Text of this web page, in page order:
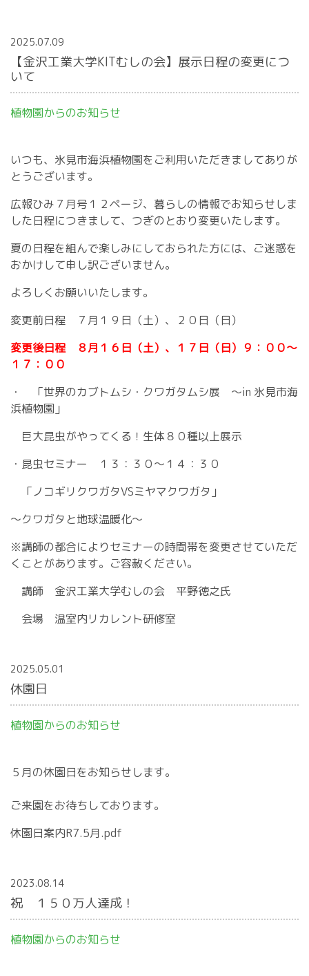
2025.07.09
【金沢工業大学KITむしの会】展示日程の変更につ
いて
植物園からのお知らせ
いつも、氷見市海浜植物園をご利用いただきましてありが
とうございます。
広報ひみ７月号１２ページ、暮らしの情報でお知らせしま
した日程につきまして、つぎのとおり変更いたします。
夏の日程を組んで楽しみにしておられた方には、ご迷惑を
おかけして申し訳ございません。
よろしくお願いいたします。
変更前日程 ７月１９日（土）、２０日（日）
変更後日程 ８月１６日（土）、１７日（日）９：００～
１７：００
・ 「世界のカブトムシ・クワガタムシ展 ～in 氷見市海
浜植物園」
巨大昆虫がやってくる！生体８０種以上展示
・昆虫セミナー １３：３０～１４：３０
「ノコギリクワガタVSミヤマクワガタ」
～クワガタと地球温暖化～
※講師の都合によりセミナーの時間帯を変更させていただ
くことがあります。ご容赦ください。
講師 金沢工業大学むしの会 平野徳之氏
会場 温室内リカレント研修室
2025.05.01
休園日
植物園からのお知らせ
５月の休園日をお知らせします。
ご来園をお待ちしております。
休園日案内R7.5月.pdf
2023.08.14
祝 １５０万人達成！
植物園からのお知らせ